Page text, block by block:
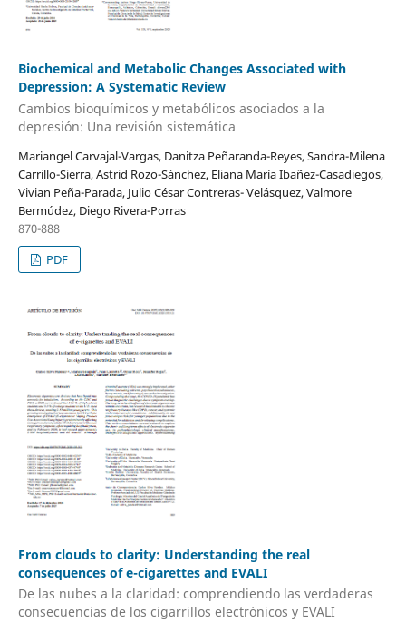
Biochemical and Metabolic Changes Associated with
Depression: A Systematic Review
Cambios bioquímicos y metabólicos asociados a la
depresión: Una revisión sistemática
Mariangel Carvajal-Vargas, Danitza Peñaranda-Reyes, Sandra-Milena
Carrillo-Sierra, Astrid Rozo-Sánchez, Eliana María Ibañez-Casadiegos,
Vivian Peña-Parada, Julio César Contreras- Velásquez, Valmore
Bermúdez, Diego Rivera-Porras
870-888
PDF
From clouds to clarity: Understanding the real
consequences of e-cigarettes and EVALI
De las nubes a la claridad: comprendiendo las verdaderas
consecuencias de los cigarrillos electrónicos y EVALI